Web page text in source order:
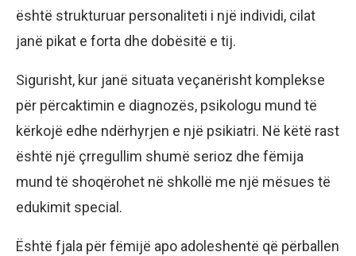
është strukturuar personaliteti i një individi, cilat
janë pikat e forta dhe dobësitë e tij.
Sigurisht, kur janë situata veçanërisht komplekse
për përcaktimin e diagnozës, psikologu mund të
kërkojë edhe ndërhyrjen e një psikiatri. Në këtë rast
është një çrregullim shumë serioz dhe fëmija
mund të shoqërohet në shkollë me një mësues të
edukimit special.
Është fjala për fëmijë apo adoleshentë që përballen